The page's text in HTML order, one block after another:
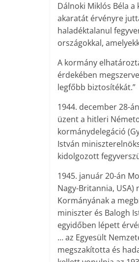
Dálnoki Miklós Béla
akaratát érvényre
haladéktalanul
országokkal,
A kormány
érdekében
legfőbb biztosítékát.”
1944. december 28-
üzent a hitleri
kormánydelegáció
István
kidolgozott
1945. január 20-án
Nagy-Britannia,
Kormányának a
miniszter és Balogh
egyidőben lépett
… az Egyesült
megszakította és